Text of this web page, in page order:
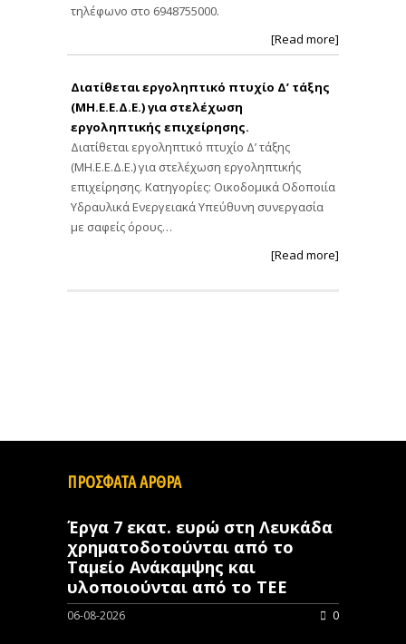
τηλέφωνο στο 6948755000.
[Read more]
Διατίθεται εργοληπτικό πτυχίο Δ’ τάξης
(ΜΗ.Ε.Ε.Δ.Ε.) για στελέχωση
εργοληπτικής επιχείρησης.
Διατίθεται εργοληπτικό πτυχίο Δ’ τάξης
(ΜΗ.Ε.Ε.Δ.Ε.) για στελέχωση εργοληπτικής
επιχείρησης. Κατηγορίες: Οικοδομικά Οδοποιία
Υδραυλικά Ενεργειακά Υπεύθυνη συνεργασία
με σαφείς όρους…
[Read more]
ΠΡΟΣΦΑΤΑ ΑΡΘΡΑ
Έργα 7 εκατ. ευρώ στη Λευκάδα
χρηματοδοτούνται από το
Ταμείο Ανάκαμψης και
υλοποιούνται από το ΤΕΕ
06-08-2026 0